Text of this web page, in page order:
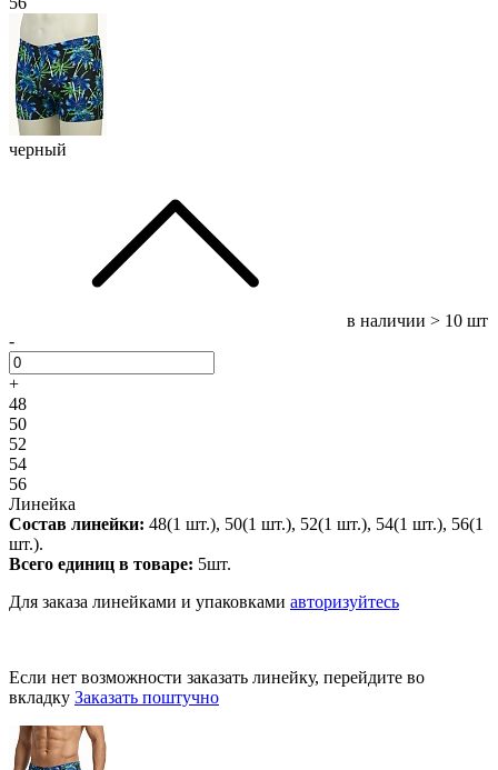
черный
в наличии > 10 шт
-
+
48
50
52
54
56
Линейка
Состав линейки: 48(1 шт.), 50(1 шт.), 52(1 шт.), 54(1 шт.), 56(1
шт.).
Всего единиц в товаре: 5шт.
Для заказа линейками и упаковками авторизуйтесь
Если нет возможности заказать линейку, перейдите во
вкладку Заказать поштучно